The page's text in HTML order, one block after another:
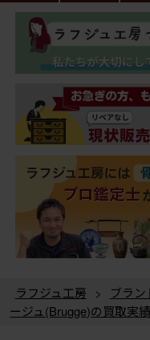
ラフジュ工房 > ブラ
ージュ(Brugge)の買取実績